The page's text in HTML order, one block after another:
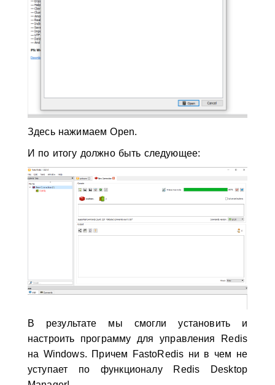
Здесь нажимаем Open.
И по итогу должно быть следующее:
В результате мы смогли установить и
настроить программу для управления Redis
на Windows. Причем FastoRedis ни в чем не
уступает по функционалу Redis Desktop